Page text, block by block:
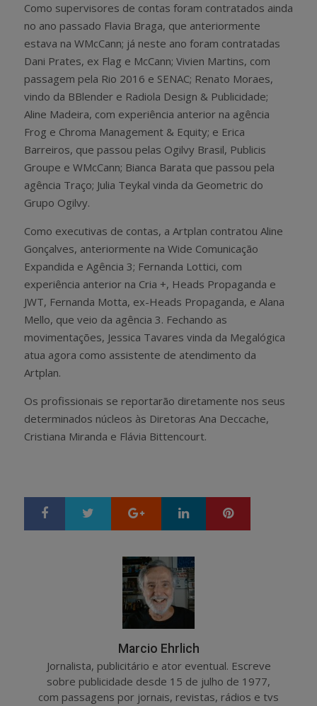
Como supervisores de contas foram contratados ainda
no ano passado Flavia Braga, que anteriormente
estava na WMcCann; já neste ano foram contratadas
Dani Prates, ex Flag e McCann; Vivien Martins, com
passagem pela Rio 2016 e SENAC; Renato Moraes,
vindo da BBlender e Radiola Design & Publicidade;
Aline Madeira, com experiência anterior na agência
Frog e Chroma Management & Equity; e Erica
Barreiros, que passou pelas Ogilvy Brasil, Publicis
Groupe e WMcCann; Bianca Barata que passou pela
agência Traço; Julia Teykal vinda da Geometric do
Grupo Ogilvy.
Como executivas de contas, a Artplan contratou Aline
Gonçalves, anteriormente na Wide Comunicação
Expandida e Agência 3; Fernanda Lottici, com
experiência anterior na Cria +, Heads Propaganda e
JWT, Fernanda Motta, ex-Heads Propaganda, e Alana
Mello, que veio da agência 3. Fechando as
movimentações, Jessica Tavares vinda da Megalógica
atua agora como assistente de atendimento da
Artplan.
Os profissionais se reportarão diretamente nos seus
determinados núcleos às Diretoras Ana Deccache,
Cristiana Miranda e Flávia Bittencourt.
Google+ LinkedIn
Marcio Ehrlich
Jornalista, publicitário e ator eventual. Escreve
sobre publicidade desde 15 de julho de 1977,
com passagens por jornais, revistas, rádios e tvs